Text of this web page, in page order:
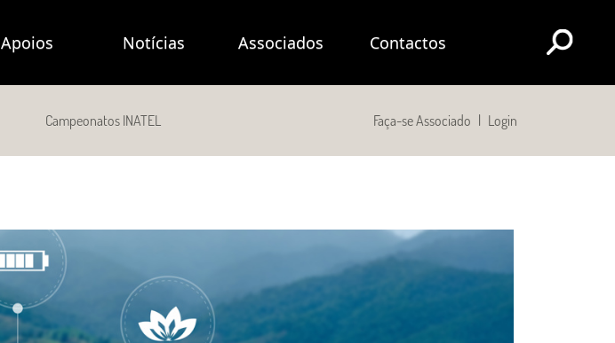
Apoios Notícias Associados Contactos
Campeonatos INATEL Faça-se Associado Login